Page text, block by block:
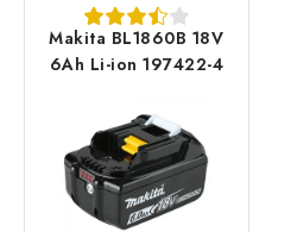
Makita BL1860B 18V
6Ah Li-ion 197422-4